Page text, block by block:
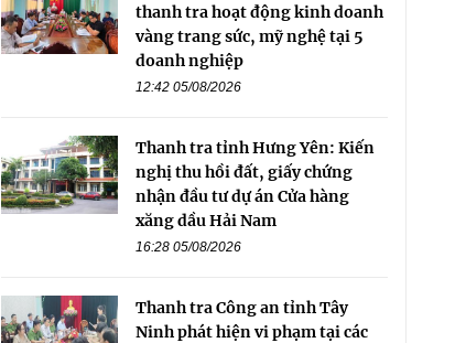
thanh tra hoạt động kinh doanh
vàng trang sức, mỹ nghệ tại 5
doanh nghiệp
12:42 05/08/2026
Thanh tra tỉnh Hưng Yên: Kiến
nghị thu hồi đất, giấy chứng
nhận đầu tư dự án Cửa hàng
xăng dầu Hải Nam
16:28 05/08/2026
Thanh tra Công an tỉnh Tây
Ninh phát hiện vi phạm tại các